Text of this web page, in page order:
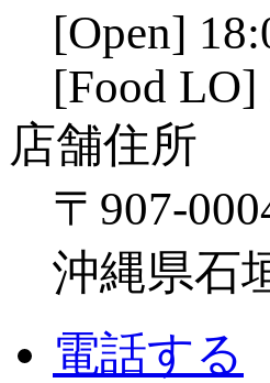
[Open]
[Food
店舗住所
〒907-
沖縄県石
電話する